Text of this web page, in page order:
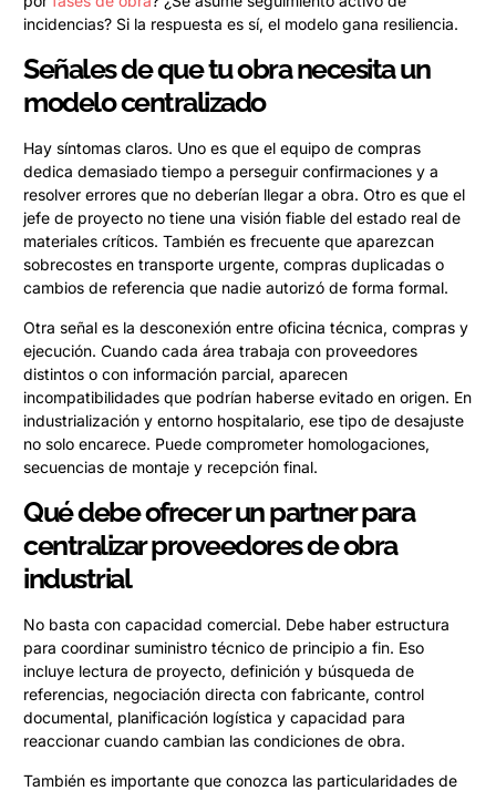
incidencias? Si la respuesta es sí, el modelo gana resiliencia.
Señales de que tu obra necesita un
modelo centralizado
Hay síntomas claros. Uno es que el equipo de compras
dedica demasiado tiempo a perseguir confirmaciones y a
resolver errores que no deberían llegar a obra. Otro es que el
jefe de proyecto no tiene una visión fiable del estado real de
materiales críticos. También es frecuente que aparezcan
sobrecostes en transporte urgente, compras duplicadas o
cambios de referencia que nadie autorizó de forma formal.
Otra señal es la desconexión entre oficina técnica, compras y
ejecución. Cuando cada área trabaja con proveedores
distintos o con información parcial, aparecen
incompatibilidades que podrían haberse evitado en origen. En
industrialización y entorno hospitalario, ese tipo de desajuste
no solo encarece. Puede comprometer homologaciones,
secuencias de montaje y recepción final.
Qué debe ofrecer un partner para
centralizar proveedores de obra
industrial
No basta con capacidad comercial. Debe haber estructura
para coordinar suministro técnico de principio a fin. Eso
incluye lectura de proyecto, definición y búsqueda de
referencias, negociación directa con fabricante, control
documental, planificación logística y capacidad para
reaccionar cuando cambian las condiciones de obra.
También es importante que conozca las particularidades de